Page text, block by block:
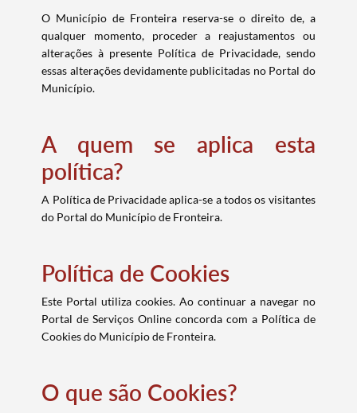
O Município de Fronteira reserva-se o direito de, a
qualquer momento, proceder a reajustamentos ou
alterações à presente Política de Privacidade, sendo
essas alterações devidamente publicitadas no Portal do
Município.
A quem se aplica esta
política?
A Política de Privacidade aplica-se a todos os visitantes
do Portal do Município de Fronteira.
Política de Cookies
Este Portal utiliza cookies. Ao continuar a navegar no
Portal de Serviços Online concorda com a Política de
Cookies do Município de Fronteira.
O que são Cookies?